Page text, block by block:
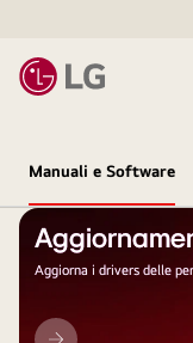
Manuali e Software
Aggiorna i drivers delle
Aggiornamento